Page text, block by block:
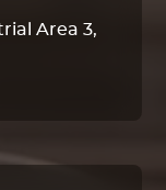
Area 3,